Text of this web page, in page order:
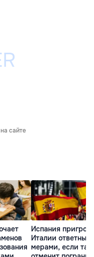
сайте
Испания
Италии
мерами, если та